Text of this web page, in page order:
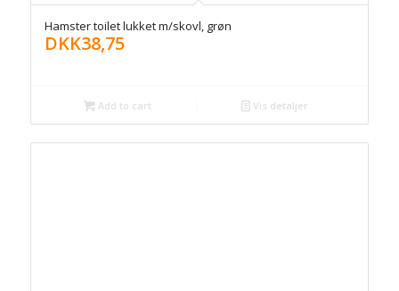
Hamster toilet lukket m/skovl, grøn
DKK38,75
Add to cart Vis detaljer